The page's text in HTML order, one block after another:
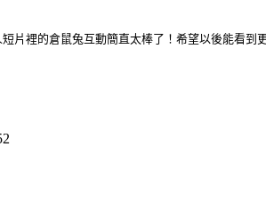
片裡的倉鼠兔互動簡直太棒了！希望以後能看到